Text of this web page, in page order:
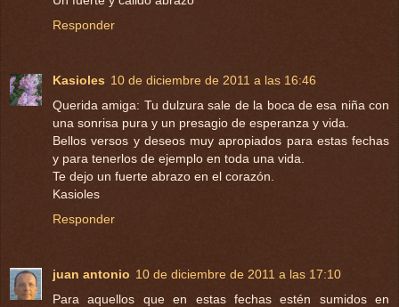
Responder
Kasioles 10 de diciembre de 2011 a las 16:46
Querida amiga: Tu dulzura sale de la boca de esa niña con
una sonrisa pura y un presagio de esperanza y vida.
Bellos versos y deseos muy apropiados para estas fechas
y para tenerlos de ejemplo en toda una vida.
Te dejo un fuerte abrazo en el corazón.
Kasioles
Responder
juan antonio 10 de diciembre de 2011 a las 17:10
Para aquellos que en estas fechas estén sumidos en